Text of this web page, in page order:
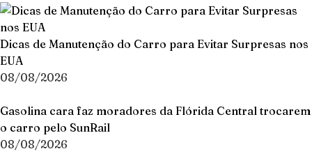
Dicas de Manutenção do Carro para Evitar Surpresas nos
EUA
08/08/2026
Gasolina cara faz moradores da Flórida Central trocarem
o carro pelo SunRail
08/08/2026